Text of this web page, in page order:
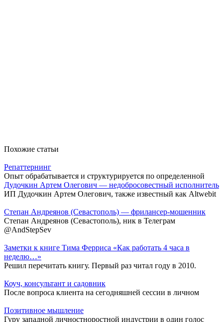
Похожие статьи
Репаттернинг
Опыт обрабатывается и структурируется по определенной
Дудочкин Артем Олегович — недобросовестный исполнитель
ИП Дудочкин Артем Олегович, также известный как Altwebit
Степан Андреянов (Севастополь) — фрилансер-мошенник
Степан Андреянов (Севастополь), ник в Телеграм
@AndStepSev
Заметки к книге Тима Ферриса «Как работать 4 часа в
неделю…»
Решил перечитать книгу. Первый раз читал году в 2010.
Коуч, консультант и садовник
После вопроса клиента на сегодняшней сессии в личном
Позитивное мышление
Гуру западной личностноростной индустрии в один голос